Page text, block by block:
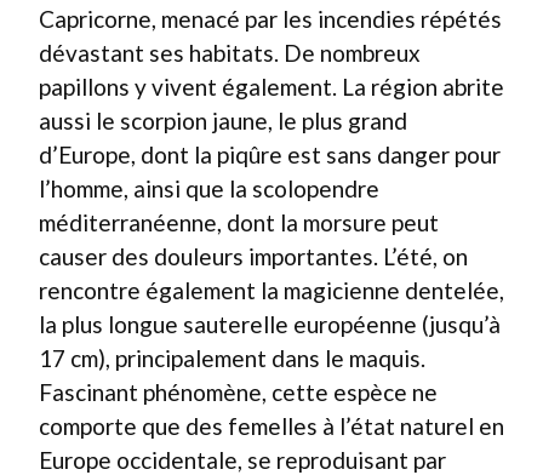
Capricorne, menacé par les incendies répétés
dévastant ses habitats. De nombreux
papillons y vivent également. La région abrite
aussi le scorpion jaune, le plus grand
d’Europe, dont la piqûre est sans danger pour
l’homme, ainsi que la scolopendre
méditerranéenne, dont la morsure peut
causer des douleurs importantes. L’été, on
rencontre également la magicienne dentelée,
la plus longue sauterelle européenne (jusqu’à
17 cm), principalement dans le maquis.
Fascinant phénomène, cette espèce ne
comporte que des femelles à l’état naturel en
Europe occidentale, se reproduisant par